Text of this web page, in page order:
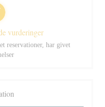
vurderinger
reservationer, har givet